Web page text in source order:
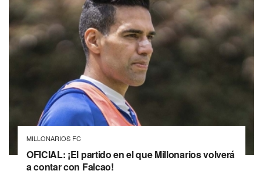
MILLONARIOS FC
OFICIAL: ¡El partido en el que Millonarios volverá
a contar con Falcao!